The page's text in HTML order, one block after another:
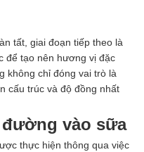
tất, giai đoạn tiếp theo là
để tạo nên hương vị đặc
không chỉ đóng vai trò là
cấu trúc và độ đồng nhất
vào sữa
thực hiện thông qua việc